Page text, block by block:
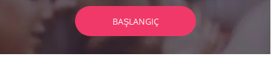
BAŞLANGIÇ